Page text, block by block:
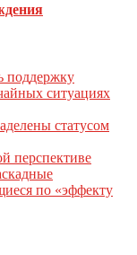
поддержку
ситуациях
статусом
перспективе
по «эффекту